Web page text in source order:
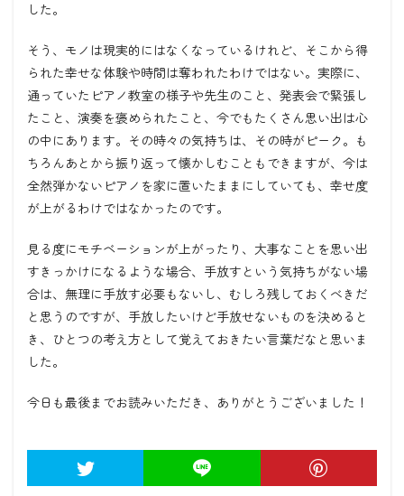
した。
そう、モノは現実的にはなくなっているけれど、そこから得
られた幸せな体験や時間は奪われたわけではない。実際に、
通っていたピアノ教室の様子や先生のこと、発表会で緊張し
たこと、演奏を褒められたこと、今でもたくさん思い出は心
の中にあります。その時々の気持ちは、その時がピーク。も
ちろんあとから振り返って懐かしむこともできますが、今は
全然弾かないピアノを家に置いたままにしていても、幸せ度
が上がるわけではなかったのです。
見る度にモチベーションが上がったり、大事なことを思い出
すきっかけになるような場合、手放すという気持ちがない場
合は、無理に手放す必要もないし、むしろ残しておくべきだ
と思うのですが、手放したいけど手放せないものを決めると
き、ひとつの考え方として覚えておきたい言葉だなと思いま
した。
今日も最後までお読みいただき、ありがとうございました！